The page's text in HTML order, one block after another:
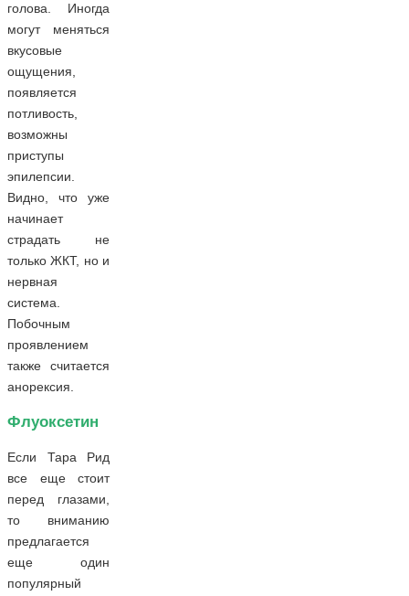
голова. Иногда
могут меняться
вкусовые
ощущения,
появляется
потливость,
возможны
приступы
эпилепсии.
Видно, что уже
начинает
страдать не
только ЖКТ, но и
нервная
система.
Побочным
проявлением
также считается
анорексия.
Флуоксетин
Если Тара Рид
все еще стоит
перед глазами,
то вниманию
предлагается
еще один
популярный